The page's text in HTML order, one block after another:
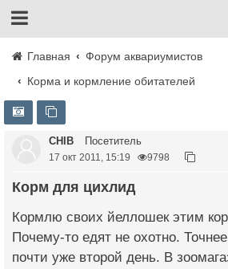
Главная
Форум аквариумистов
Корма и кормление обитателей
CHIB Посетитель
17 окт 2011, 15:19 9798
Корм для цихлид
Кормлю своих йеллошек этим
Почему-то едят не охотно.
почти уже второй день. В